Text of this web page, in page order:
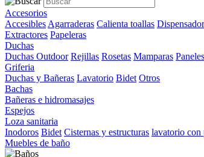
Accesorios
Accesibles Agarraderas Calienta toallas
Extractores Papeleras
Duchas
Duchas Outdoor Rejillas Rosetas Mamparas
Griferia
Duchas y Bañeras Lavatorio Bidet Otros
Bachas
Bañeras e hidromasajes
Espejos
Loza sanitaria
Inodoros Bidet Cisternas y estructuras lavatorio con
Muebles de baño